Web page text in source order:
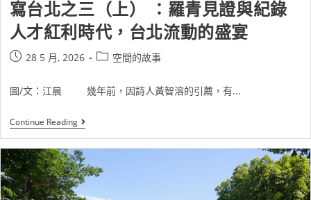
寫台北之三（上） ：羅青見證與紀錄
人才紅利時代，台北流動的盛宴
28 5 月, 2026 空間的故事
圖/文：江晨 幾年前，因詩人黃智溶的引薦，有...
Continue Reading